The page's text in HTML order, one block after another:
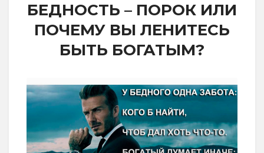
БЕДНОСТЬ – ПОРОК ИЛИ
ПОЧЕМУ ВЫ ЛЕНИТЕСЬ
БЫТЬ БОГАТЫМ?